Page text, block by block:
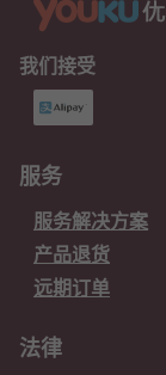
我们接受
服务
服务解决方案
产品退货
远期订单
法律